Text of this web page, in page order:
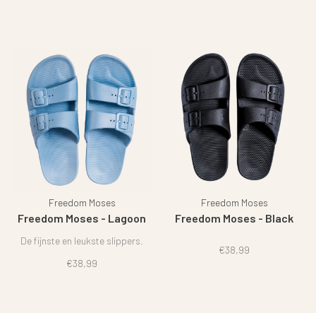
Freedom Moses
Freedom Moses - Lagoon
De fijnste en leukste slippers.
€38,99
Freedom Moses
Freedom Moses - Black
€38,99